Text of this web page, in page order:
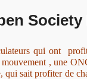
qui ont
, une
sait profiter de